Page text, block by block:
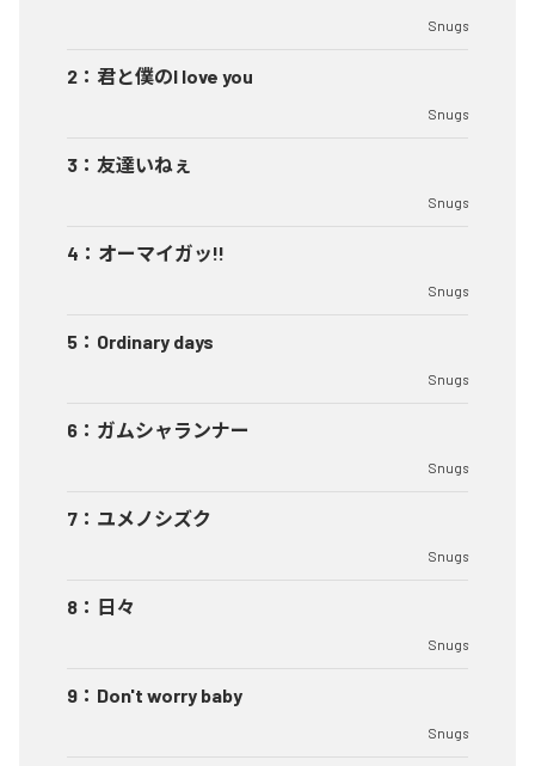
Snugs
2 ： 君と僕のI love you
Snugs
3 ： 友達いねぇ
Snugs
4 ： オーマイガッ!!
Snugs
5 ： Ordinary days
Snugs
6 ： ガムシャランナー
Snugs
7 ： ユメノシズク
Snugs
8 ： 日々
Snugs
9 ： Don't worry baby
Snugs